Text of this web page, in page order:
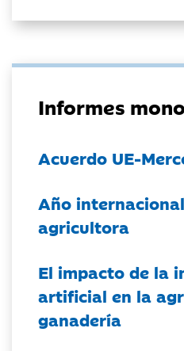
Informes
Acuerdo UE-
Año
agricultora
El impacto de la
artificial en la
ganadería